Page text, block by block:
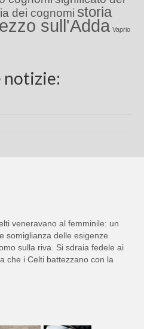
dei cognomi storia
sull'Adda Vaprio
notizie:
veneravano al femminile: un
somiglianza delle esigenze
sulla riva. Si sdraia fedele ai
che i Celti battezzano con la